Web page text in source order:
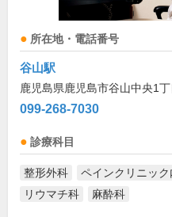
所在地・電話番号
谷山駅
鹿児島県鹿児島市谷山中央1
099-268-7030
診療科目
整形外科 ペインクリニック
リウマチ科
麻酔科